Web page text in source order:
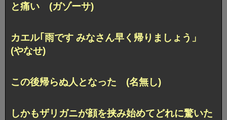
と痛い (ガゾーサ)
カエル｢雨です みなさん早く帰りましょう」
(やなせ)
この後帰らぬ人となった (名無し)
しかもザリガニが顔を挟み始めてどれに驚いた